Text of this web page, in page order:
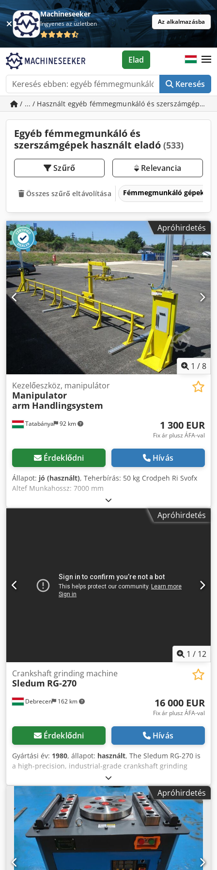
Machineseeker
Ingyenes az üzletben Az alkalmazásba
Keresés
Elad
/ ... / Használt egyéb fémmegmunkáló és szerszámgépek
Egyéb fémmegmunkáló és
szerszámgépek használt eladó (533)
Szűrő Relevancia
Összes szűrő eltávolítása Fémmegmunkáló gépek és
Apróhirdetés
1 /8
Tatabánya 92 km
Kezelőeszköz, manipulátor
Manipulator
arm Handlingsystem
1 300 EUR
Fix ár plusz ÁFA-val
Érdeklődni Hívás
Állapot: jó (használt), Teherbírás: 50 kg Crodpeh Ri Svofx
Altef Munkahossz: 7000 mm
Apróhirdetés
1 / 12
Debrecen 162 km
Crankshaft grinding machine
Sledum RG-270
16 000 EUR
Fix ár plusz ÁFA-val
Érdeklődni Hívás
Gyártási év: 1980, állapot: használt, The Sledum RG-270 is
a high-precision, industrial-grade crankshaft grinding
machine developed for the precision grinding of
crankshafts in internal combustion engines and the
journal surfaces of similar rotating components. The
machine is built on a massive cast-iron machine bed,
offering high stability and vibration damping. The design
enables uniform, high-precision machining of large
crankshafts. Key Technical Features: Distance between
centers: 2000 mm Maximum swing radius: 270–275 mm
Machinable parts: crankshafts, shafts, eccentric rotating
components Grinding spindle with high-rigidity bearings
Apróhirdetés